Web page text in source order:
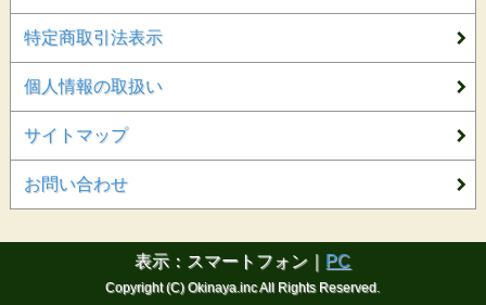
特定商取引法表示
個人情報の取扱い
サイトマップ
お問い合わせ
表示：スマートフォン｜ PC
Copyright (C) Okinaya.inc All Rights Reserved.